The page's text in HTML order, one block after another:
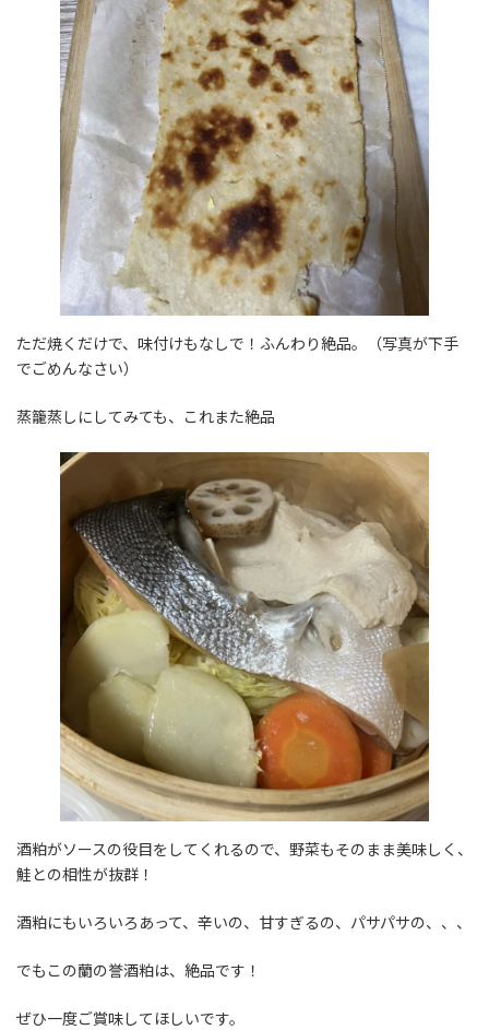
ただ焼くだけで、味付けもなしで！ふんわり絶品。（写真が下手
でごめんなさい）
蒸籠蒸しにしてみても、これまた絶品
酒粕がソースの役目をしてくれるので、野菜もそのまま美味しく、
鮭との相性が抜群！
酒粕にもいろいろあって、辛いの、甘すぎるの、パサパサの、、、
でもこの蘭の誉酒粕は、絶品です！
ぜひ一度ご賞味してほしいです。